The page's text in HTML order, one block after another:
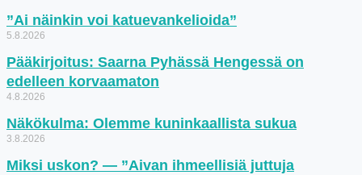
”Ai näinkin voi katuevankelioida”
5.8.2026
Pääkirjoitus: Saarna Pyhässä Hengessä on
edelleen korvaamaton
4.8.2026
Näkökulma: Olemme kuninkaallista sukua
3.8.2026
Miksi uskon? — ”Aivan ihmeellisiä juttuja